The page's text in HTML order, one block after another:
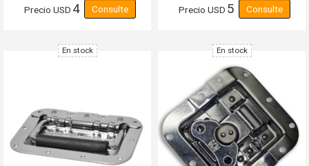
Precio USD 4 Precio USD 5
En stock En stock